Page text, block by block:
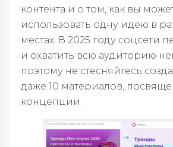
контента и о том, как вы
использовать одну идею в
местах. В 2025 году соцсети
и охватить всю аудиторию
поэтому не стесняйтесь
даже 10 материалов,
концепции.